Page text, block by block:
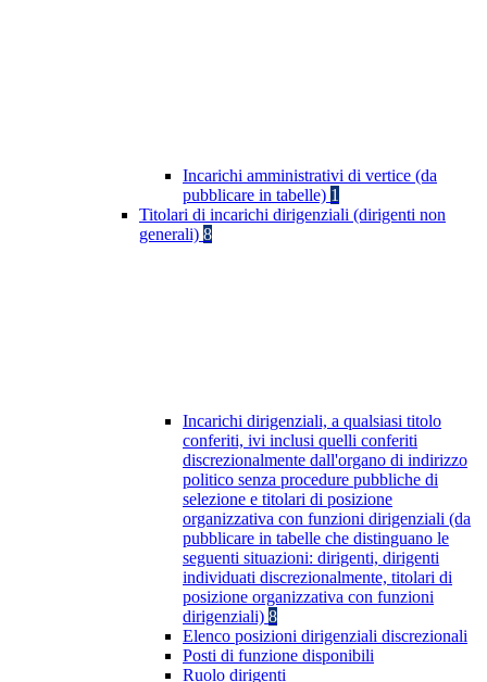
Incarichi amministrativi di vertice (da
pubblicare in tabelle) 1
Titolari di incarichi dirigenziali (dirigenti non
generali) 8
Incarichi dirigenziali, a qualsiasi titolo
conferiti, ivi inclusi quelli conferiti
discrezionalmente dall'organo di indirizzo
politico senza procedure pubbliche di
selezione e titolari di posizione
organizzativa con funzioni dirigenziali (da
pubblicare in tabelle che distinguano le
seguenti situazioni: dirigenti, dirigenti
individuati discrezionalmente, titolari di
posizione organizzativa con funzioni
dirigenziali) 8
Elenco posizioni dirigenziali discrezionali
Posti di funzione disponibili
Ruolo dirigenti